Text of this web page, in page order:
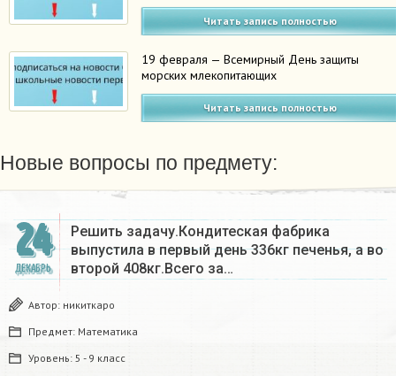
Читать запись полностью
19 февраля — Всемирный День защиты
морских млекопитающих
Читать запись полностью
Новые вопросы по предмету:
24
ДЕКАБРЬ
Решить задачу.Кондитеская фабрика
выпустила в первый день 336кг печенья, а во
второй 408кг.Всего за…
Автор: никиткаро
Предмет: Математика
Уровень: 5 - 9 класс